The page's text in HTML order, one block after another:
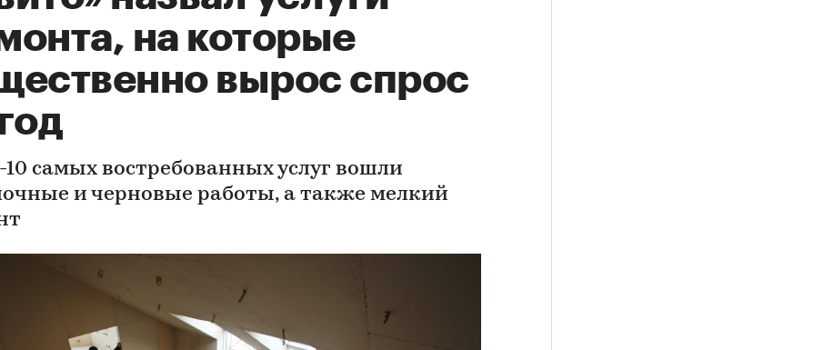
на которые
вырос спрос
10 самых востребованных услуг вошли
и черновые работы, а также мелкий